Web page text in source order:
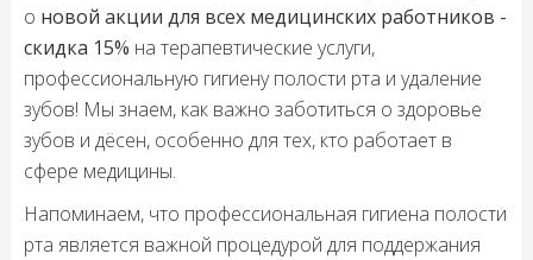
о новой акции для всех медицинских работников -
скидка 15% на терапевтические услуги,
профессиональную гигиену полости рта и удаление
зубов! Мы знаем, как важно заботиться о здоровье
зубов и дёсен, особенно для тех, кто работает в
сфере медицины.
Напоминаем, что профессиональная гигиена полости
рта является важной процедурой для поддержания